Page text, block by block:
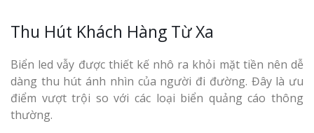
Thu Hút Khách Hàng Từ Xa
Biển led vẫy được thiết kế nhô ra khỏi mặt tiền nên dễ
dàng thu hút ánh nhìn của người đi đường. Đây là ưu
điểm vượt trội so với các loại biển quảng cáo thông
thường.
Nam Đàn Uy Tín Giá
Làm Biển
Mỹ Phẩm Vinh Thu